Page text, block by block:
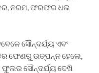
ନରମ, ଫରଫର ଧଳା
ସୌନ୍ଦର୍ଯ୍ୟ ଏବଂ
ଫେଣରୁ ଉତ୍ପନ୍ନ ହେଲେ,
ସୌନ୍ଦର୍ଯ୍ୟ ଦେଖି